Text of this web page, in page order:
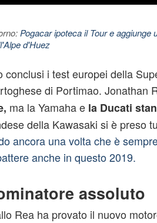
Pogacar ipoteca il Tour e aggiunge
d'Huez
conclusi i test europei della
di Portimao. Jonathan
ma la Yamaha e la Ducati
della Kawasaki si è preso
ancora una volta che è
anche in questo 2019.
assoluto
Rea ha provato il nuovo